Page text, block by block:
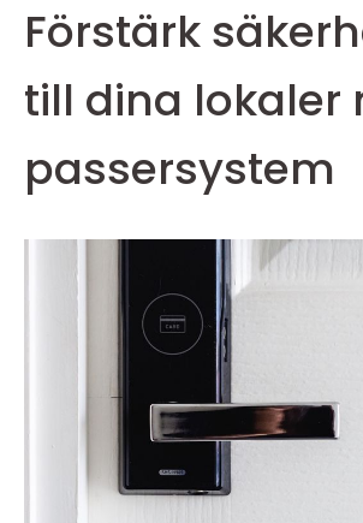
Förstärk
till dina lokaler
passersystem